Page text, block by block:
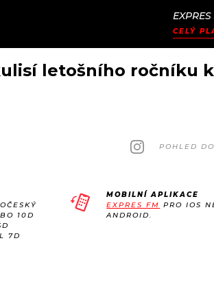
EXPRES
CELÝ
letošního ročníku
POHLED
10D
7D
MOBILNÍ APLIKACE
EXPRES FM PRO IOS
ANDROID.